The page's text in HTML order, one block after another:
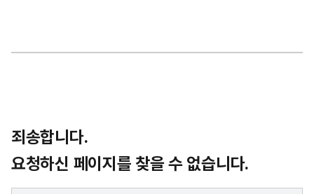
죄송합니다.
요청하신 페이지를 찾을 수 없습니다.